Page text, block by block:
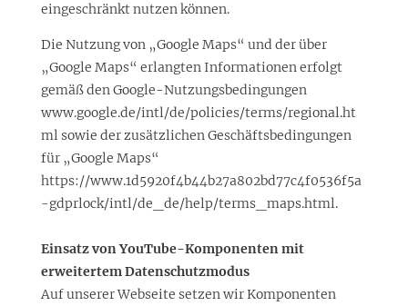
eingeschränkt nutzen können.
Die Nutzung von „Google Maps“ und der über
„Google Maps“ erlangten Informationen erfolgt
gemäß den Google-Nutzungsbedingungen
www.google.de/intl/de/policies/terms/regional.ht
ml sowie der zusätzlichen Geschäftsbedingungen
für „Google Maps“
https://www.1d5920f4b44b27a802bd77c4f0536f5a
-gdprlock/intl/de_de/help/terms_maps.html.
Einsatz von YouTube-Komponenten mit
erweitertem Datenschutzmodus
Auf unserer Webseite setzen wir Komponenten